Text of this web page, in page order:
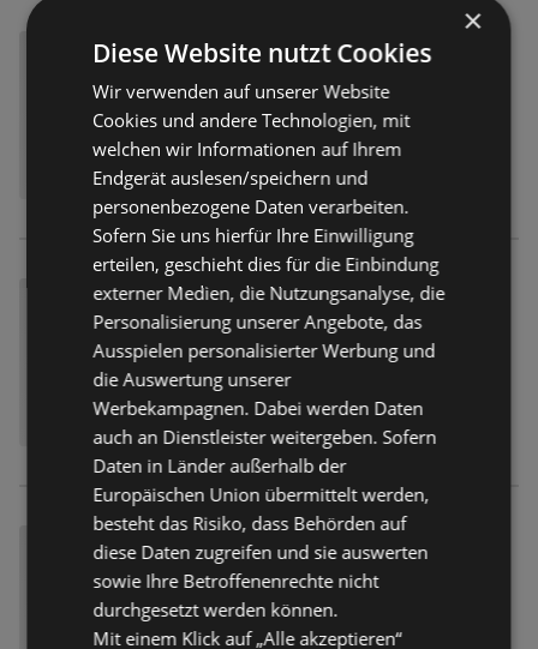
×
Diese Website nutzt Cookies
Wir verwenden auf unserer Website
Cookies und andere Technologien, mit
welchen wir Informationen auf Ihrem
Endgerät auslesen/speichern und
personenbezogene Daten verarbeiten.
Sofern Sie uns hierfür Ihre Einwilligung
erteilen, geschieht dies für die Einbindung
externer Medien, die Nutzungsanalyse, die
Personalisierung unserer Angebote, das
Ausspielen personalisierter Werbung und
die Auswertung unserer
Werbekampagnen. Dabei werden Daten
auch an Dienstleister weitergeben. Sofern
Daten in Länder außerhalb der
Europäischen Union übermittelt werden,
besteht das Risiko, dass Behörden auf
diese Daten zugreifen und sie auswerten
sowie Ihre Betroffenenrechte nicht
durchgesetzt werden können.
Mit einem Klick auf „Alle akzeptieren“